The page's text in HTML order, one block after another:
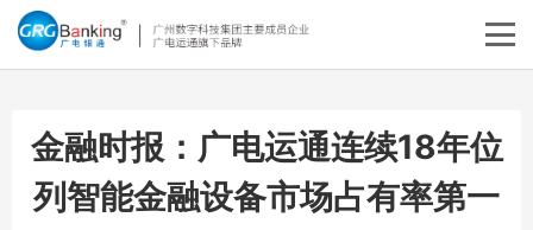
金融时报：广电运通连续18年位
列智能金融设备市场占有率第一